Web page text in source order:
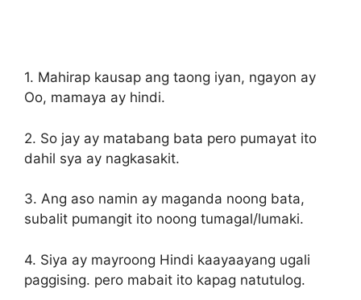
1. Mahirap kausap ang taong iyan, ngayon ay
Oo, mamaya ay hindi.
2. So jay ay matabang bata pero pumayat ito
dahil sya ay nagkasakit.
3. Ang aso namin ay maganda noong bata,
subalit pumangit ito noong tumagal/lumaki.
4. Siya ay mayroong Hindi kaayaayang ugali
paggising. pero mabait ito kapag natutulog.